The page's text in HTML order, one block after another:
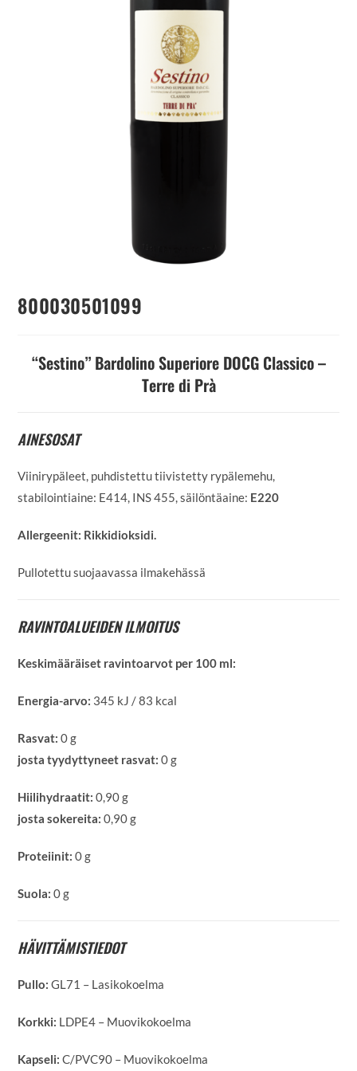
800030501099
“Sestino” Bardolino Superiore DOCG Classico –
Terre di Prà
AINESOSAT
Viinirypäleet, puhdistettu tiivistetty rypälemehu,
stabilointiaine: E414, INS 455, säilöntäaine: E220
Allergeenit: Rikkidioksidi.
Pullotettu suojaavassa ilmakehässä
RAVINTOALUEIDEN ILMOITUS
Keskimääräiset ravintoarvot per 100 ml:
Energia-arvo: 345 kJ / 83 kcal
Rasvat: 0 g
josta tyydyttyneet rasvat: 0 g
Hiilihydraatit: 0,90 g
josta sokereita: 0,90 g
Proteiinit:0 g
Suola:0 g
HÄVITTÄMISTIEDOT
Pullo:GL71 – Lasikokoelma
Korkki: LDPE4 – Muovikokoelma
Kapseli:C/PVC90 – Muovikokoelma